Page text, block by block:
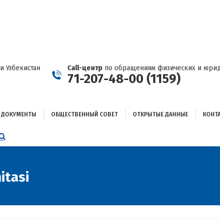
Узбекистан Call-центр по обращениям физических и
71-207-48-00 (1159)
ДОКУМЕНТЫ ОБЩЕСТВЕННЫЙ СОВЕТ ОТКРЫТЫЕ ДАННЫЕ